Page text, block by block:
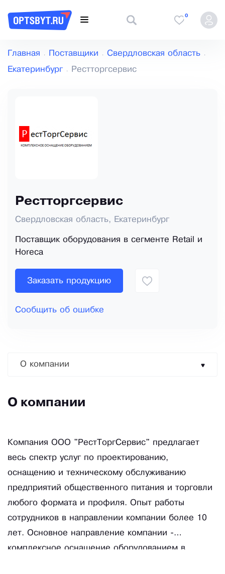
0
Главная Поставщики Свердловская область
Екатеринбург Рестторгсервис
Рестторгсервис
Свердловская область, Екатеринбург
Поставщик оборудования в сегменте Retail и
Horeca
Заказать продукцию
Сообщить об ошибке
О компании
О компании
Компания ООО "РестТоргСервис" предлагает
весь спектр услуг по проектированию,
оснащению и техническому обслуживанию
предприятий общественного питания и торговли
любого формата и профиля. Опыт работы
сотрудников в направлении компании более 10
лет. Основное направление компании -
комплексное оснащение оборудованием в